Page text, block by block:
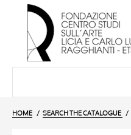
HOME SEARCH THE CATALOGUE